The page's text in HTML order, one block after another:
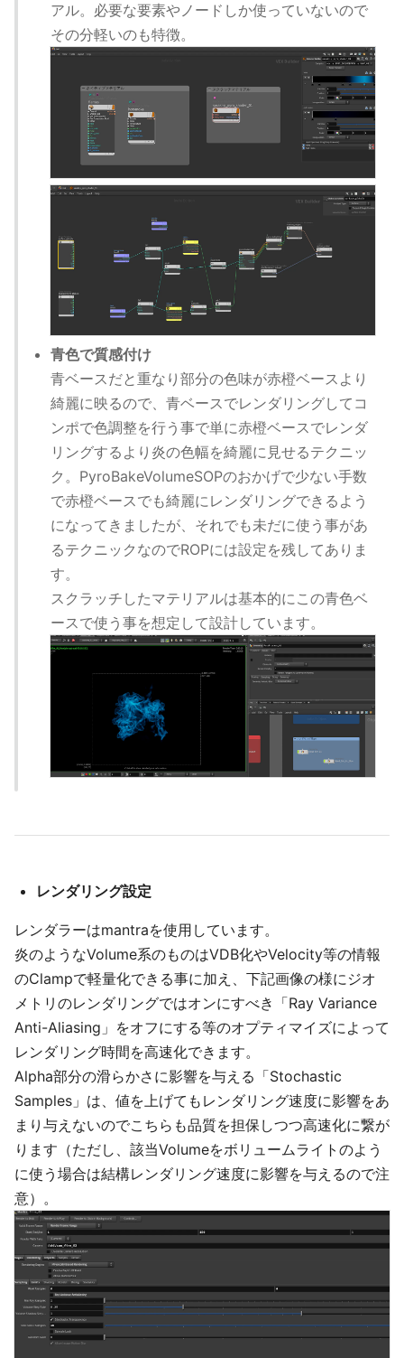
アル。必要な要素やノードしか使っていないので
その分軽いのも特徴。
青色で質感付け
青ベースだと重なり部分の色味が赤橙ベースより
綺麗に映るので、青ベースでレンダリングしてコ
ンポで色調整を行う事で単に赤橙ベースでレンダ
リングするより炎の色幅を綺麗に見せるテクニッ
ク。PyroBakeVolumeSOPのおかげで少ない手数
で赤橙ベースでも綺麗にレンダリングできるよう
になってきましたが、それでも未だに使う事があ
るテクニックなのでROPには設定を残してありま
す。
スクラッチしたマテリアルは基本的にこの青色ベ
ースで使う事を想定して設計しています。
レンダリング設定
レンダラーはmantraを使用しています。
炎のようなVolume系のものはVDB化やVelocity等の情報
のClampで軽量化できる事に加え、下記画像の様にジオ
メトリのレンダリングではオンにすべき「Ray Variance
Anti-Aliasing」をオフにする等のオプティマイズによって
レンダリング時間を高速化できます。
Alpha部分の滑らかさに影響を与える「Stochastic
Samples」は、値を上げてもレンダリング速度に影響をあ
まり与えないのでこちらも品質を担保しつつ高速化に繋が
ります（ただし、該当Volumeをボリュームライトのよう
に使う場合は結構レンダリング速度に影響を与えるので注
意）。